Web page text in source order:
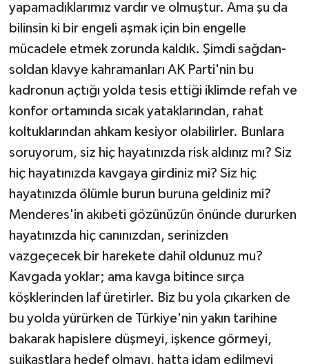
yapamadıklarımız vardır ve olmuştur. Ama şu da
bilinsin ki bir engeli aşmak için bin engelle
mücadele etmek zorunda kaldık. Şimdi sağdan-
soldan klavye kahramanları AK Parti'nin bu
kadronun açtığı yolda tesis ettiği iklimde refah ve
konfor ortamında sıcak yataklarından, rahat
koltuklarından ahkam kesiyor olabilirler. Bunlara
soruyorum, siz hiç hayatınızda risk aldınız mı? Siz
hiç hayatınızda kavgaya girdiniz mi? Siz hiç
hayatınızda ölümle burun buruna geldiniz mi?
Menderes'in akıbeti gözünüzün önünde dururken
hayatınızda hiç canınızdan, serinizden
vazgeçecek bir harekete dahil oldunuz mu?
Kavgada yoklar; ama kavga bitince sırça
köşklerinden laf üretirler. Biz bu yola çıkarken de
bu yolda yürürken de Türkiye'nin yakın tarihine
bakarak hapislere düşmeyi, işkence görmeyi,
suikastlara hedef olmayı, hatta idam edilmeyi